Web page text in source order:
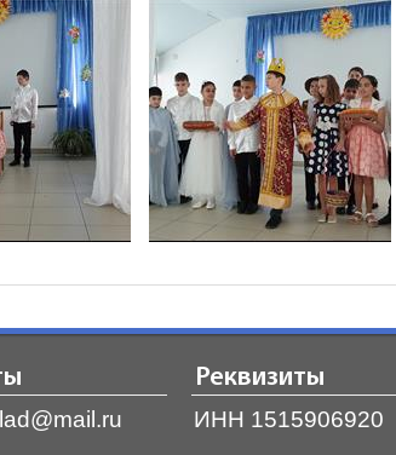
Реквизиты
ИНН 1515906920